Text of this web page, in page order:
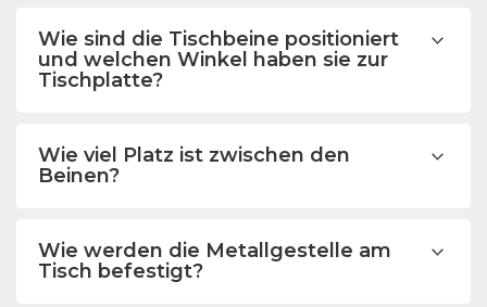
Wie sind die Tischbeine positioniert
und welchen Winkel haben sie zur
Tischplatte?
Wie viel Platz ist zwischen den
Beinen?
Wie werden die Metallgestelle am
Tisch befestigt?